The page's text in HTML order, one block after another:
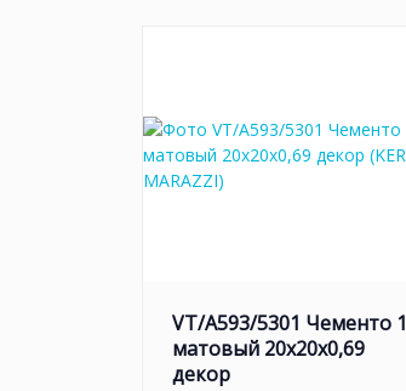
VT/A593/5301 Чементо 1
матовый 20x20x0,69
декор